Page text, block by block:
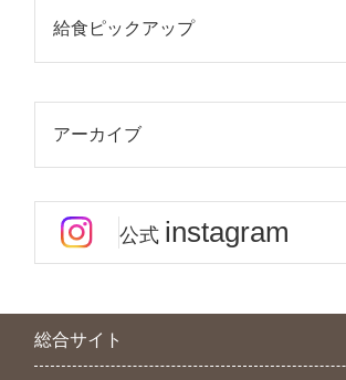
給食ピックアップ
アーカイブ
公式 instagram
総合サイト